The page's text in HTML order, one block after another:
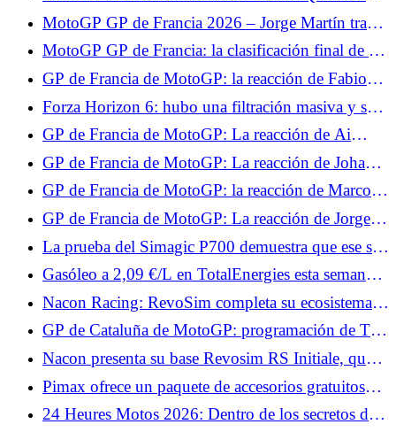
Johann Zarco se pierde
5º en la carrera al sprint: “Hoy no tenía ningún
objetivo”
MotoGP GP de Francia 2026 – Jorge Martín tras
su victoria en la carrera al sprint: “Lo puse todo en
la salida”
MotoGP GP de Francia: la clasificación final de la
carrera, Jorge Martín sermonea a su compañero,
desastre para Francesco Bagnaia
GP de Francia de MotoGP: la reacción de Fabio
Quartararo tras la carrera: "Hicimos un muy buen
trabajo"
Forza Horizon 6: hubo una filtración masiva y se
banearon jugadores por 7000 años.
GP de Francia de MotoGP: La reacción de Ai
Ogura tras la carrera: "No estaba seguro de que
fuera suficiente para subir al podio"
GP de Francia de MotoGP: La reacción de Johann
Zarco tras la carrera: "No estoy contento"
GP de Francia de MotoGP: la reacción de Marco
Bezzecchi tras la carrera: "Sabía que no era el más
fuerte"
GP de Francia de MotoGP: La reacción de Jorge
Martín tras la carrera: "La temporada pasada
aprendí que nunca hay que rendirse"
La prueba del Simagic P700 demuestra que ese sí
funciona.
Gasóleo a 2,09 €/L en TotalEnergies esta semana:
fechas y estaciones afectadas
Nacon Racing: RevoSim completa su ecosistema y
anuncia juegos.
GP de Cataluña de MotoGP: programación de TV
y horarios del fin de semana
Nacon presenta su base Revosim RS Initiale, que
alcanza 5 Nm.
Pimax ofrece un paquete de accesorios gratuitos
para tus cascos Crystal, con Superchicane.
24 Heures Motos 2026: Dentro de los secretos del